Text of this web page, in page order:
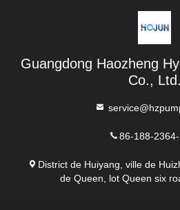
Guangdong Haozheng
Co., Ltd.
86-188-
District de Huiyang, ville de
de Queen, lot Queen six